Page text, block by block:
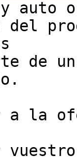
a la